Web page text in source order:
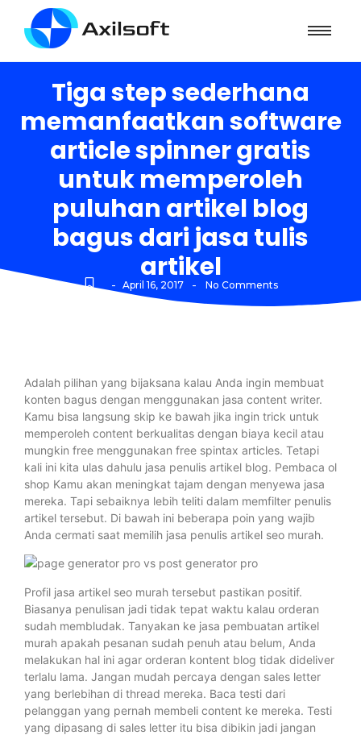
Tiga step sederhana
memanfaatkan software
article spinner gratis
untuk memperoleh
puluhan artikel blog
bagus dari jasa tulis
artikel
- April 16, 2017 - No Comments
Adalah pilihan yang bijaksana kalau Anda ingin membuat
konten bagus dengan menggunakan jasa content writer.
Kamu bisa langsung skip ke bawah jika ingin trick untuk
memperoleh content berkualitas dengan biaya kecil atau
mungkin free menggunakan free spintax articles. Tetapi
kali ini kita ulas dahulu jasa penulis artikel blog. Pembaca ol
shop Kamu akan meningkat tajam dengan menyewa jasa
mereka. Tapi sebaiknya lebih teliti dalam memfilter penulis
artikel tersebut. Di bawah ini beberapa poin yang wajib
Anda cermati saat memilih jasa penulis artikel seo murah.
Profil jasa artikel seo murah tersebut pastikan positif.
Biasanya penulisan jadi tidak tepat waktu kalau orderan
sudah membludak. Tanyakan ke jasa pembuatan artikel
murah apakah pesanan sudah penuh atau belum, Anda
melakukan hal ini agar orderan kontent blog tidak dideliver
terlalu lama. Jangan mudah percaya dengan sales letter
yang berlebihan di thread mereka. Baca testi dari
pelanggan yang pernah membeli content ke mereka. Testi
yang dipasang di sales letter itu bisa dibikin jadi jangan